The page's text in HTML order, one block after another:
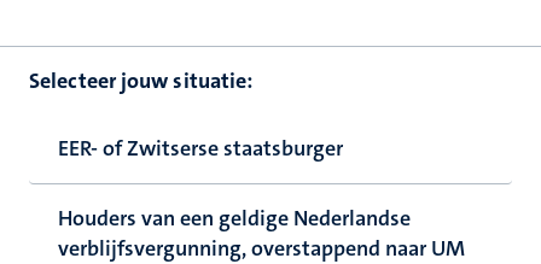
EER- of Zwitserse staatsburger
Houders van een geldige Nederlandse
verblijfsvergunning, overstappend naar UM
Selecteer jouw situatie: